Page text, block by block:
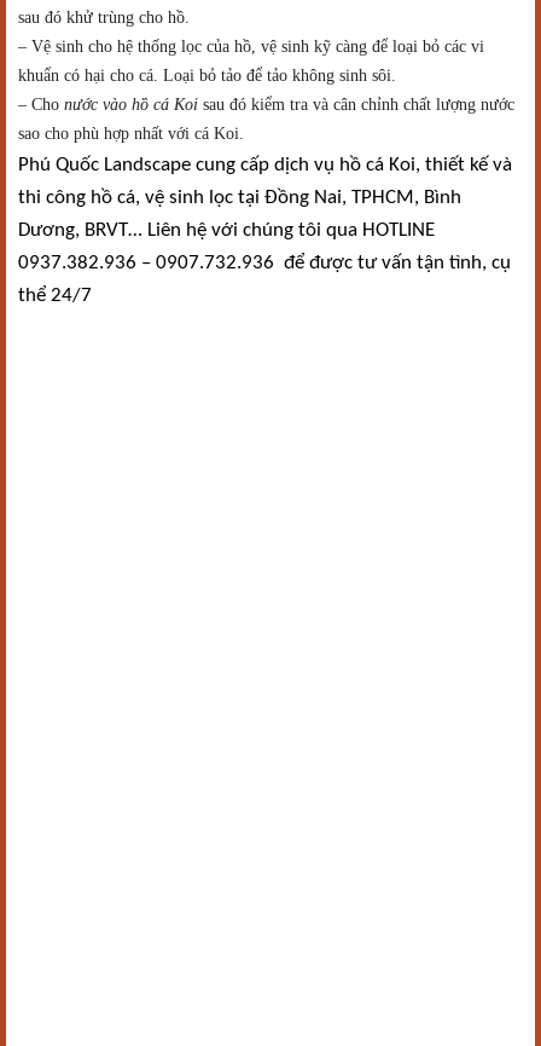
sau đó khử trùng cho hồ.
– Vệ sinh cho hệ thống lọc của hồ, vệ sinh kỹ càng để loại bỏ các vi
khuẩn có hại cho cá. Loại bỏ tảo để tảo không sinh sôi.
– Cho nước vào hồ cá Koi sau đó kiểm tra và cân chỉnh chất lượng nước
sao cho phù hợp nhất với cá Koi.
Phú Quốc Landscape cung cấp dịch vụ hồ cá Koi, thiết kế và
thi công hồ cá, vệ sinh lọc tại Đồng Nai, TPHCM, Bình
Dương, BRVT… Liên hệ với chúng tôi qua HOTLINE
0937.382.936 – 0907.732.936 để được tư vấn tận tình, cụ
thể 24/7